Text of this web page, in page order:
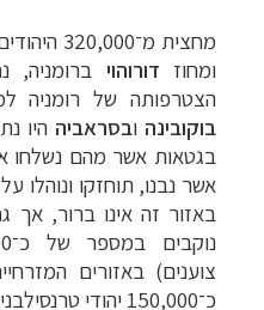
מחצית מ־320,000 היהודים שחיו ב
ומחוז דורוהוי ברומניה,
הצטרפותה של רומניה
בוקובינה ובסראביה היו
בגטאות אשר מהם נשלחו
אשר נבנו, תוחזקו ונוהלו
באזור זה אינו ברור, אך
כ־150,000 יהודי